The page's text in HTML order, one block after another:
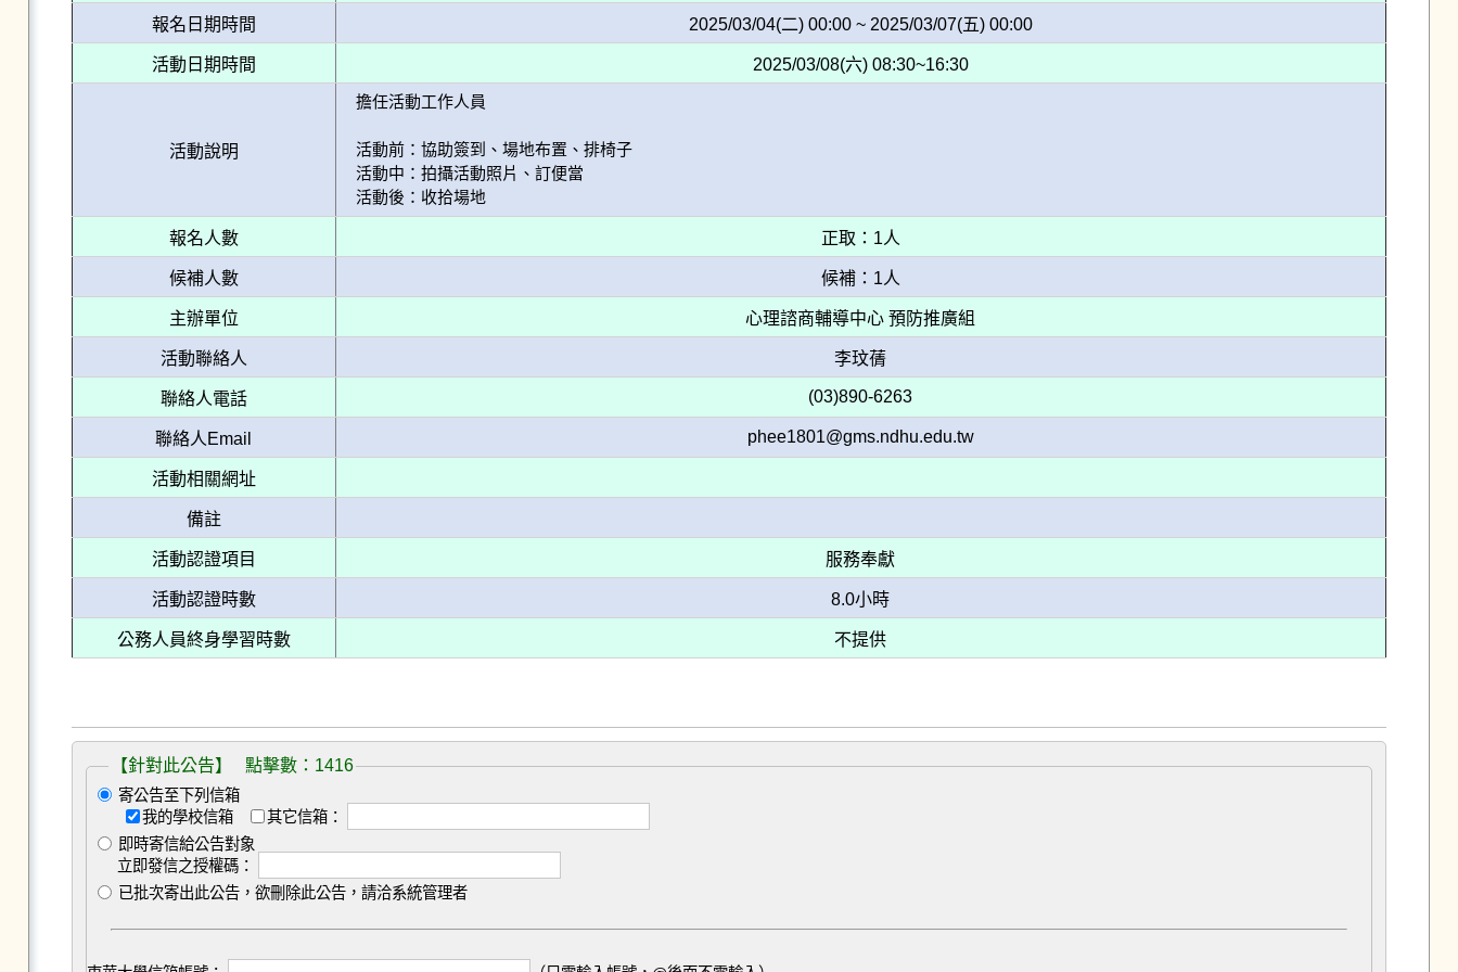
報名日期時間 2025/03/04(二) 00:00 ~ 2025/03/07(五) 00:00
活動日期時間 2025/03/08(六) 08:30~16:30
活動說明
擔任活動工作人員
活動前：協助簽到、場地布置、排椅子
活動中：拍攝活動照片、訂便當
活動後：收拾場地
報名人數 正取：1人
候補人數 候補：1人
主辦單位 心理諮商輔導中心 預防推廣組
活動聯絡人 李玟蒨
聯絡人電話 (03)890-6263
聯絡人Email phee1801@gms.ndhu.edu.tw
活動相關網址
備註
活動認證項目 服務奉獻
活動認證時數 8.0小時
公務人員終身學習時數 不提供
【針對此公告】 點擊數：1416
寄公告至下列信箱
我的學校信箱
其它信箱：
即時寄信給公告對象
立即發信之授權碼：
已批次寄出此公告，欲刪除此公告，請洽系統管理者